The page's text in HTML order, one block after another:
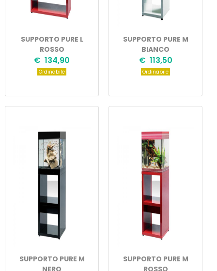
SUPPORTO PURE L
ROSSO
€ 134,90
Ordinabile
SUPPORTO PURE M
BIANCO
€ 113,50
Ordinabile
SUPPORTO PURE M
NERO
SUPPORTO PURE M
ROSSO